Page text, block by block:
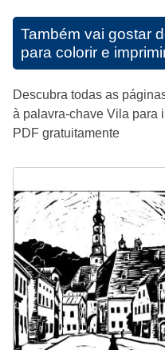
Também vai gostar
para colorir e
Descubra todas as
à palavra-chave Vila para
PDF gratuitamente